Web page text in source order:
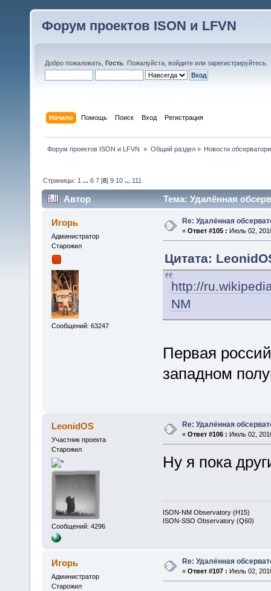
Форум проектов ISON и LFVN
Добро пожаловать, Гость . Пожалуйста, войдите или зарегистрируйтесь
Начало Помощь Поиск Вход Регистрация
Форум проектов ISON и LFVN » Общий раздел» Новости
Страницы: 1 ...6 7 [8]9 10 ... 111
Автор Тема: Удалённая
Игорь
Администратор
Старожил
Сообщений: 63247
Re: Удалённая
« Ответ #105 : Июль 02,
Цитата:
http://
NM
Первая
западном
LeonidOS
Участник проекта
Старожил
Сообщений: 4296
Re: Удалённая
« Ответ #106 : Июль 02,
Ну я пока
ISON-NM Observatory (H15)
ISON-SSO Observatory (Q60)
Игорь
Администратор
Старожил
Re: Удалённая
« Ответ #107 : Июль 02,